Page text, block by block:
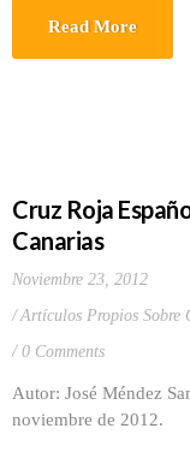
Read More
Cruz Roja
Canarias
Noviembre 23, 2012
Artículos Propios Sobre
0 Comments
Autor: José Méndez
noviembre de 2012.